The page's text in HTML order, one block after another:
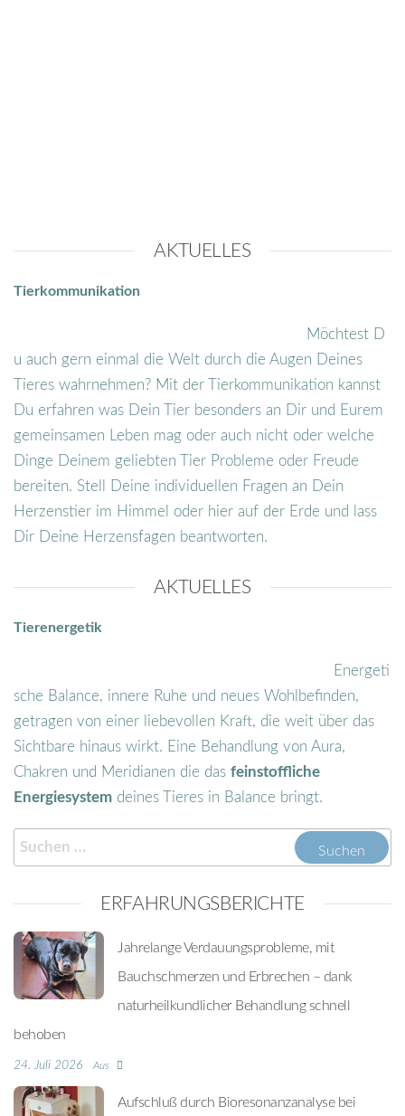
AKTUELLES
Tierkommunikation
Möchtest D
u auch gern einmal die Welt durch die Augen Deines
Tieres wahrnehmen? Mit der Tierkommunikation kannst
Du erfahren was Dein Tier besonders an Dir und Eurem
gemeinsamen Leben mag oder auch nicht oder welche
Dinge Deinem geliebten Tier Probleme oder Freude
bereiten. Stell Deine individuellen Fragen an Dein
Herzenstier im Himmel oder hier auf der Erde und lass
Dir Deine Herzensfagen beantworten.
AKTUELLES
Tierenergetik
Energeti
sche Balance, innere Ruhe und neues Wohlbefinden,
getragen von einer liebevollen Kraft, die weit über das
Sichtbare hinaus wirkt. Eine Behandlung von Aura,
Chakren und Meridianen die das feinstoffliche
Energiesystem deines Tieres in Balance bringt.
ERFAHRUNGSBERICHTE
Jahrelange Verdauungsprobleme, mit
Bauchschmerzen und Erbrechen – dank
naturheilkundlicher Behandlung schnell
behoben
24. Juli 2026 Aus
Aufschluß durch Bioresonanzanalyse bei